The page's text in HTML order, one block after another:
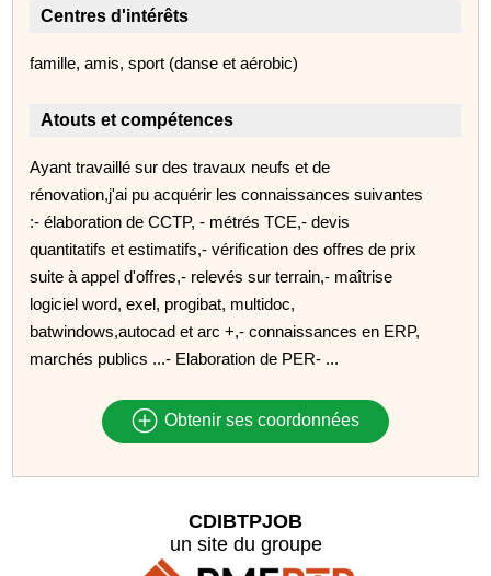
Centres d'intérêts
famille, amis, sport (danse et aérobic)
Atouts et compétences
Ayant travaillé sur des travaux neufs et de
rénovation,j'ai pu acquérir les connaissances suivantes
:- élaboration de CCTP, - métrés TCE,- devis
quantitatifs et estimatifs,- vérification des offres de prix
suite à appel d'offres,- relevés sur terrain,- maîtrise
logiciel word, exel, progibat, multidoc,
batwindows,autocad et arc +,- connaissances en ERP,
marchés publics ...- Elaboration de PER- ...
Obtenir ses coordonnées
CDIBTPJOB
un site du groupe